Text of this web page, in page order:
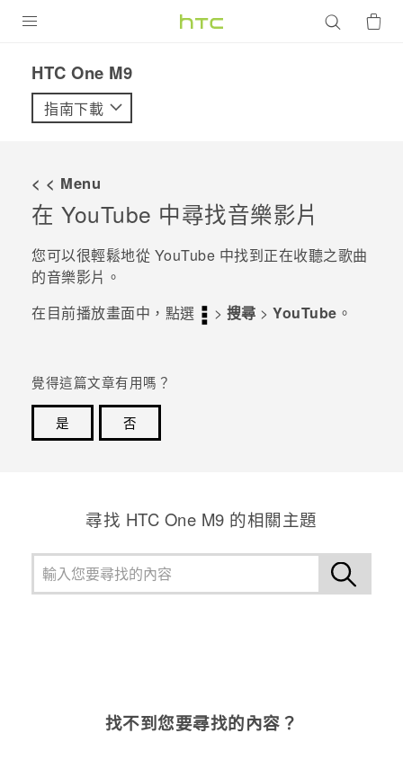
VIVE
配件
優惠專區
焦點訊息
企業採購
銷售門市
登入
HTC One M9‎
指南下載
< < Menu
在 YouTube 中尋找音樂影片
您可以很輕鬆地從 YouTube 中找到正在收聽之歌曲
的音樂影片。
在目前播放畫面中，點選 > 搜尋 > YouTube 。
覺得這篇文章有用嗎？
是
否
尋找 HTC One M9 的相關主題
找不到您要尋找的內容？